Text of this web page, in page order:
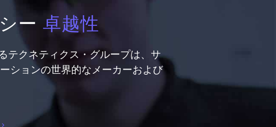
ー 卓越性
テクネティクス・グループは、サ
ションの世界的なメーカーおよび